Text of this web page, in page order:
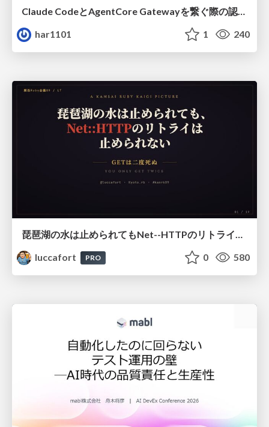
har1101
1 240
琵琶湖の水は止められてもNet--HTTPのリトライは止められない / You might be able to stop the water flow of Lake Biwa but you can't stop Net::HTTP retries
luccafort
PRO 0 580